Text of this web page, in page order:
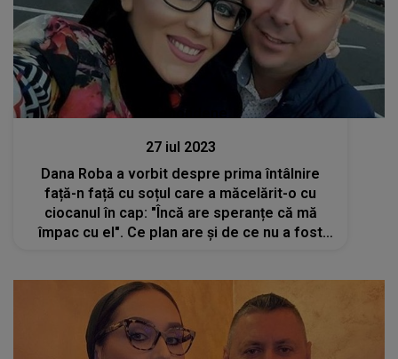
Stiri mondene
27 iul 2023
Dana Roba a vorbit despre prima întâlnire
față-n față cu soțul care a măcelărit-o cu
ciocanul în cap: "Încă are speranțe că mă
împac cu el". Ce plan are și de ce nu a fost